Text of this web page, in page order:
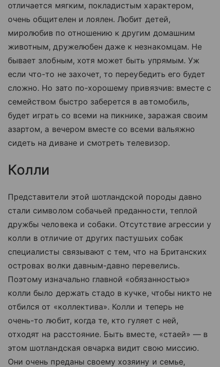
отличается мягким, покладистым характером,
очень общителен и лоялен. Любит детей,
миролюбив по отношению к другим домашним
животным, дружелюбен даже к незнакомцам. Не
бывает злобным, хотя может быть упрямым. Уж
если что-то не захочет, то переубедить его будет
сложно. Но зато по-хорошему привязчив: вместе с
семейством быстро заберется в автомобиль,
будет играть со всеми на пикнике, заражая своим
азартом, а вечером вместе со всеми вальяжно
сидеть на диване и смотреть телевизор.
Колли
Представители этой шотландской породы давно
стали символом собачьей преданности, теплой
дружбы человека и собаки. Отсутствие агрессии у
колли в отличие от других пастушьих собак
специалисты связывают с тем, что на Британских
островах волки давным-давно перевелись.
Поэтому изначально главной «обязанностью»
колли было держать стадо в кучке, чтобы никто не
отбился от «коллектива». Колли и теперь не
очень-то любит, когда те, кто гуляет с ней,
отходят на расстояние. Быть вместе, «стаей» — в
этом шотландская овчарка видит свою миссию.
Они очень преданы своему хозяину и семье,